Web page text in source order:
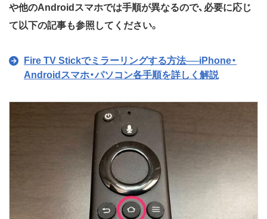
や他のAndroidスマホでは手順が異なるので、必要に応じ
て以下の記事も参照してください。
Fire TV Stickでミラーリングする方法──iPhone・
Androidスマホ・パソコン各手順を詳しく解説